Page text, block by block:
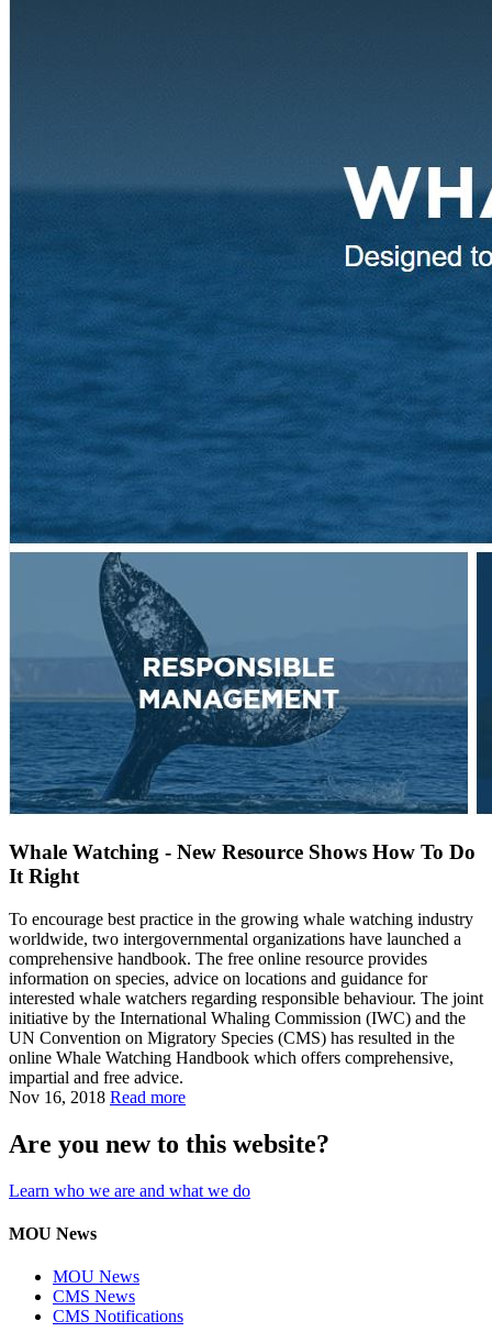
Whale Watching - New Resource Shows How To Do
It Right
To encourage best practice in the growing whale watching industry
worldwide, two intergovernmental organizations have launched a
comprehensive handbook. The free online resource provides
information on species, advice on locations and guidance for
interested whale watchers regarding responsible behaviour. The joint
initiative by the International Whaling Commission (IWC) and the
UN Convention on Migratory Species (CMS) has resulted in the
online Whale Watching Handbook which offers comprehensive,
impartial and free advice.
Nov 16, 2018 Read more
Are you new to this website?
Learn who we are and what we do
MOU News
MOU News
CMS News
CMS Notifications